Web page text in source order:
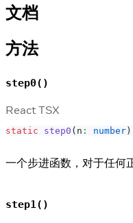
文档
方法
step0()
React TSX
static step0 ( n : number )
一个步进函数，对于任何
step1()